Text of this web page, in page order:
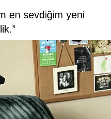
en sevdiğim yeni